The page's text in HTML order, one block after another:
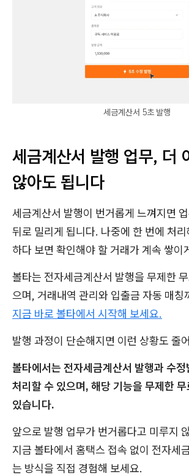
세금계산서 5초 발행
세금계산서 발행 업무, 더
않아도 됩니다
세금계산서 발행이 번거롭게 느껴지면
뒤로 밀리게 됩니다. 나중에 한 번에 처
하다 보면 확인해야 할 거래가 계속 쌓이
볼타는 전자세금계산서 발행을 무제한
으며, 거래내역 관리와 입출금 자동 매칭
지금 바로 볼타에서 시작해 보세요.
발행 과정이 단순해지면 이런 상황도 줄
볼타에서는 전자세금계산서 발행과 수
처리할 수 있으며, 해당 기능을 무제한
있습니다.
앞으로 발행 업무가 번거롭다고 미루지
지금 볼타에서 홈택스 접속 없이 전자세
는 방식을 직접 경험해 보세요.